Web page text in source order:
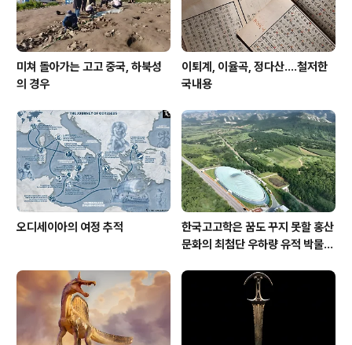
미쳐 돌아가는 고고 중국, 하북성
의 경우
이퇴계, 이율곡, 정다산....철저한
국내용
오디세이아의 여정 추적
한국고고학은 꿈도 꾸지 못할 홍산
문화의 최첨단 우하량 유적 박물관